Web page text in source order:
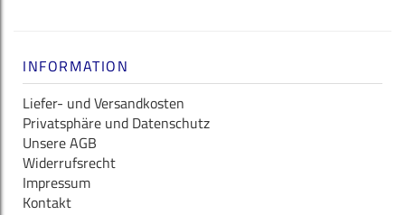
INFORMATION
Liefer- und Versandkosten
Privatsphäre und Datenschutz
Unsere AGB
Widerrufsrecht
Impressum
Kontakt